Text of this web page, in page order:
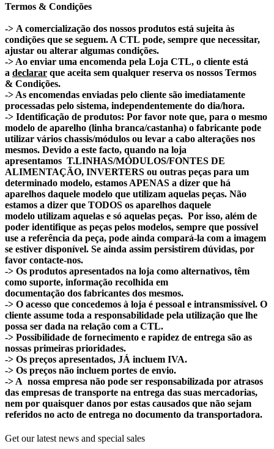
Termos & Condições
-> A comercialização dos nossos produtos está sujeita às
condições que se seguem. A CTL pode, sempre que necessitar,
ajustar ou alterar algumas condições.
-> Ao enviar uma encomenda pela Loja CTL, o cliente está
a declarar que aceita sem qualquer reserva os nossos Termos
& Condições.
-> As encomendas enviadas pelo cliente são imediatamente
processadas pelo sistema, independentemente do dia/hora.
-> Identificação de produtos: Por favor note que, para o mesmo
modelo de aparelho (linha branca/castanha) o fabricante pode
utilizar vários chassis/módulos ou levar a cabo alterações nos
mesmos. Devido a este facto, quando na loja
apresentamos T.LINHAS/MÓDULOS/FONTES DE
ALIMENTAÇÃO, INVERTERS ou outras peças para um
determinado modelo, estamos APENAS a dizer que há
aparelhos daquele modelo que utilizam aquelas peças. Não
estamos a dizer que TODOS os aparelhos daquele
modelo utilizam aquelas e só aquelas peças. Por isso, além de
poder identifique as peças pelos modelos, sempre que possível
use a referência da peça, pode ainda compará-la com a imagem
se estiver disponível. Se ainda assim persistirem dúvidas, por
favor contacte-nos.
-> Os produtos apresentados na loja como alternativos, têm
como suporte, informação recolhida em
documentação dos fabricantes dos mesmos.
-> O acesso que concedemos à loja é pessoal e intransmissível. O
cliente assume toda a responsabilidade pela utilização que lhe
possa ser dada na relação com a CTL.
-> Possibilidade de fornecimento e rapidez de entrega são as
nossas primeiras prioridades.
-> Os preços apresentados, JÁ incluem IVA.
-> Os preços não incluem portes de envio.
-> A nossa empresa não pode ser responsabilizada por atrasos
das empresas de transporte na entrega das suas mercadorias,
nem por quaisquer danos por estas causados que não sejam
referidos no acto de entrega no documento da transportadora.
Get our latest news and special sales